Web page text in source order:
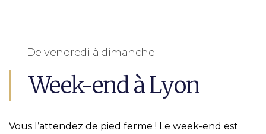
De vendredi à dimanche
Week-end à Lyon
Vous l’attendez de pied ferme ! Le week-end est